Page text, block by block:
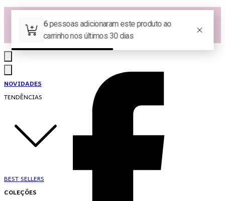
Las Queridas Club🌷 - Ganhe 5% Cashback em pontos na sua compra!
Ganhe 10% OFF na 1ª compra no App: PRIMEIRANOAPP 😍
♡ Coleção Nova: Grace in Motion ♡
NOVIDADES
TENDÊNCIAS
BEST SELLERS
COLEÇÕES